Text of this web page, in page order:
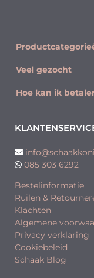
Veel gezocht
Hoe kan ik
085 303 6292
Bestelinformatie
Ruilen &
Klachten
Algemene
Privacy verklaring
Cookiebeleid
Schaak Blog